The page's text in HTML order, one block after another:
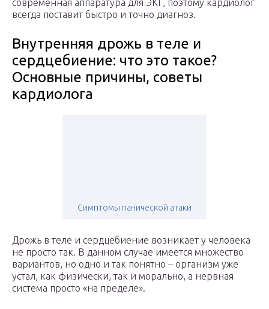
современная аппаратура для ЭКГ, поэтому кардиолог
всегда поставит быстро и точно диагноз.
Внутренняя дрожь в теле и
сердцебиение: что это такое?
Основные причины, советы
кардиолога
Симптомы панической атаки
Дрожь в теле и сердцебиение возникает у человека
не просто так. В данном случае имеется множество
вариантов, но одно и так понятно – организм уже
устал, как физически, так и морально, а нервная
система просто «на пределе».